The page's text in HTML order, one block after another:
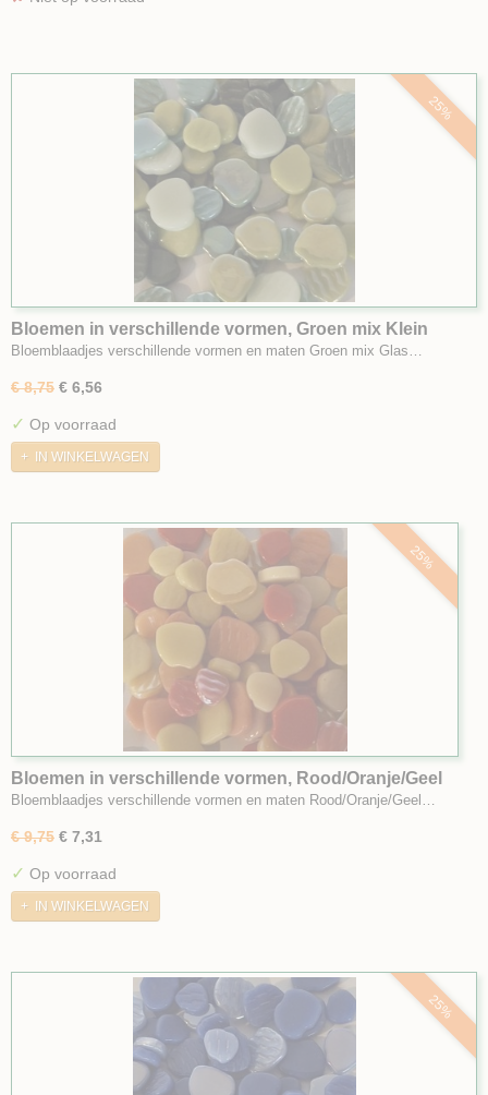
25%
Bloemen in verschillende vormen, Groen mix Klein
Bloemblaadjes verschillende vormen en maten Groen mix Glas…
€ 8,75 € 6,56
✓ Op voorraad
IN WINKELWAGEN
25%
Bloemen in verschillende vormen, Rood/Oranje/Geel
mix Klein
Bloemblaadjes verschillende vormen en maten Rood/Oranje/Geel…
€ 9,75 € 7,31
✓ Op voorraad
IN WINKELWAGEN
25%